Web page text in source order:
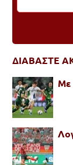
ΔΙΑΒΑΣΤΕ
Με